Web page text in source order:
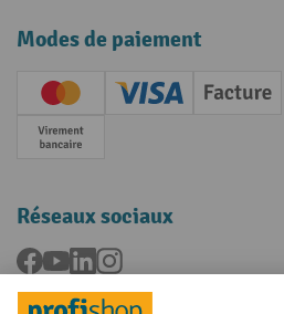
Modes de paiement
Creditcard (Master)Creditcard (Visa)
Facture
Paiement anticipé
Réseaux sociaux
Facebook
YouTubeLinkedInInstagram